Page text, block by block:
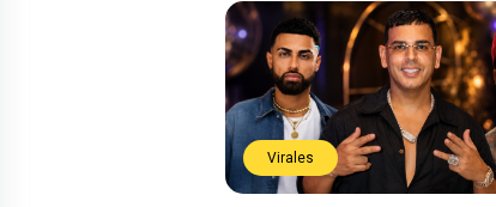
Virales